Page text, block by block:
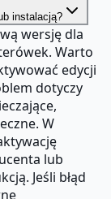
instalacją?
wersję dla
Warto
edycji
dotyczy
W
lub
Jeśli błąd